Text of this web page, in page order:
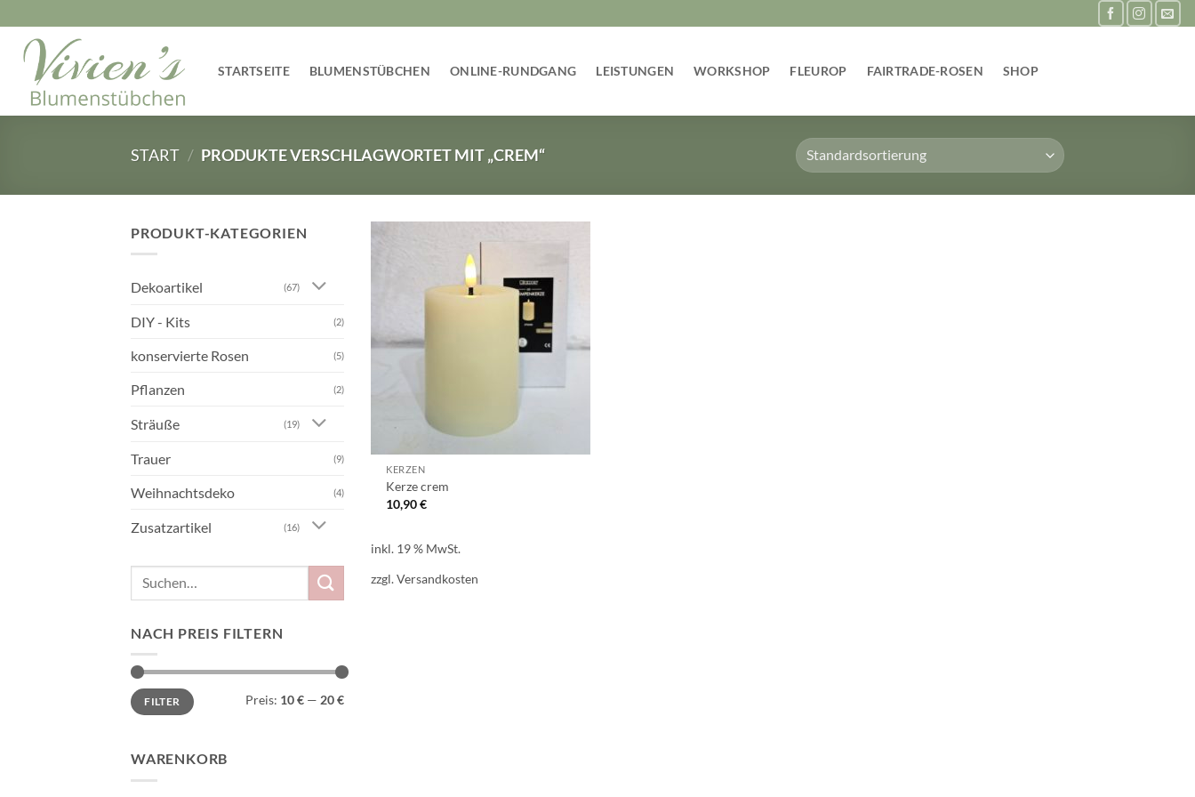
Inhalt
springen
STARTSEITE BLUMENSTÜBCHEN ONLINE-RUNDGANG LEISTUNGEN WORKSHOP FLEUROP FAIRTRADE-ROSEN SHOP
START / PRODUKTE VERSCHLAGWORTET MIT „CREM“
PRODUKT-KATEGORIEN
Dekoartikel (67)
DIY - Kits (2)
konservierte Rosen (5)
Pflanzen (2)
Sträuße (19)
Trauer (9)
Weihnachtsdeko (4)
Zusatzartikel (16)
Suchen
NACH PREIS FILTERN
Min.
Preis
Max.
PreisFILTER Preis: 10 € — 20 €
WARENKORB
KERZEN
Kerze crem
10,90€
inkl. 19 % MwSt.
zzgl.Versandkosten